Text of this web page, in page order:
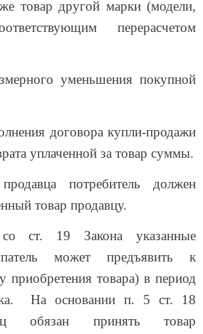
товар другой марки (модели,
перерасчетом
уменьшения покупной
договора купли-продажи
уплаченной за товар суммы.
потребитель должен
товар продавцу.
ст. 19 Закона указанные
может предъявить к
приобретения товара) в период
На основании п. 5 ст. 18
обязан принять товар